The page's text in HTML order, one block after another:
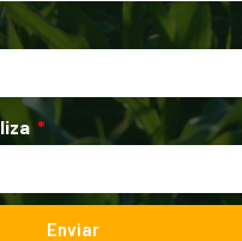
Enviar